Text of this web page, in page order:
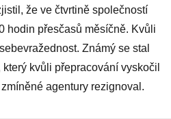
že ve čtvrtině společností
hodin přesčasů měsíčně. Kvůli
Známý se stal
kvůli přepracování vyskočil
agentury rezignoval.